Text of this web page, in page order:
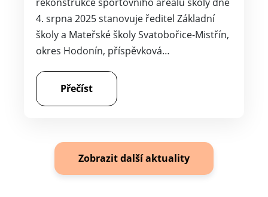
4. srpna 2025 stanovuje ředitel Základní
školy a Mateřské školy Svatobořice-Mistřín,
okres Hodonín, příspěvková…
Přečíst
Zobrazit další aktuality